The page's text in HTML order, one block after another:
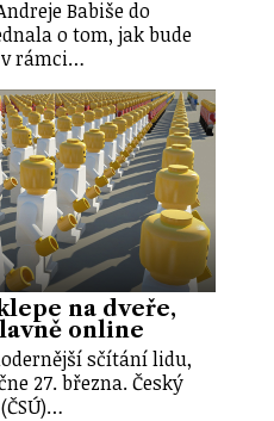
Babiše do
o tom, jak bude
v rámci…
na dveře,
online
sčítání lidu,
27. března. Český